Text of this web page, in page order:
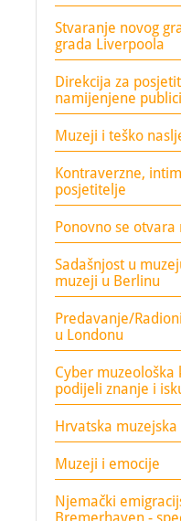
Stvaranje novog
grada Liverpoola
Direkcija za
namijenjene
Muzeji i teško
Kontraverzne,
posjetitelje
Ponovno se otvara
Sadašnjost u
muzeji u Berlinu
Predavanje/
u Londonu
Cyber
podijeli znanje i
Hrvatska
Muzeji i emocije
Njemački